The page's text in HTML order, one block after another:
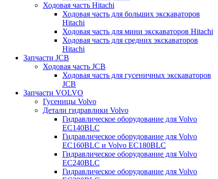
Ходовая часть Hitachi
Ходовая часть для больших экскаваторов
Hitachi
Ходовая часть для мини экскаваторов Hitachi
Ходовая часть для средних экскаваторов
Hitachi
Запчасти JCB
Ходовая часть JCB
Ходовая часть для гусеничных экскаваторов
JCB
Запчасти VOLVO
Гусеницы Volvo
Детали гидравлики Volvo
Гидравлическое оборудование для Volvo
EC140BLC
Гидравлическое оборудование для Volvo
EC160BLC и Volvo EC180BLC
Гидравлическое оборудование для Volvo
EC240BLC
Гидравлическое оборудование для Volvo